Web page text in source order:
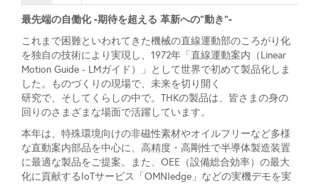
最先端の自働化 -期待を超える 革新への“動き”-
これまで困難といわれてきた機械の直線運動部のころがり化
を独自の技術により実現し、1972年「直線運動案内（Linear
Motion Guide - LMガイド）」として世界で初めて製品化しま
した。ものづくりの現場で、未来を切り開く
研究で、そしてくらしの中で。THKの製品は、皆さまの身の
回りのさまざまな場面で活躍しています。
本年は、特殊環境向けの非磁性素材やオイルフリーなど多様
な直動案内部品を中心に、高精度・高剛性で半導体製造装置
に最適な製品をご提案。また、OEE（設備総合効率）の最大
化に貢献するIoTサービス「OMNIedge」などの実機デモを実